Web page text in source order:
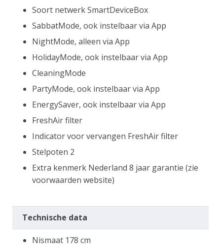
Soort netwerk SmartDeviceBox
SabbatMode, ook instelbaar via App
NightMode, alleen via App
HolidayMode, ook instelbaar via App
CleaningMode
PartyMode, ook instelbaar via App
EnergySaver, ook instelbaar via App
FreshAir filter
Indicator voor vervangen FreshAir filter
Stelpoten 2
Extra kenmerk Nederland 8 jaar garantie (zie
voorwaarden website)
Technische data
Nismaat 178 cm